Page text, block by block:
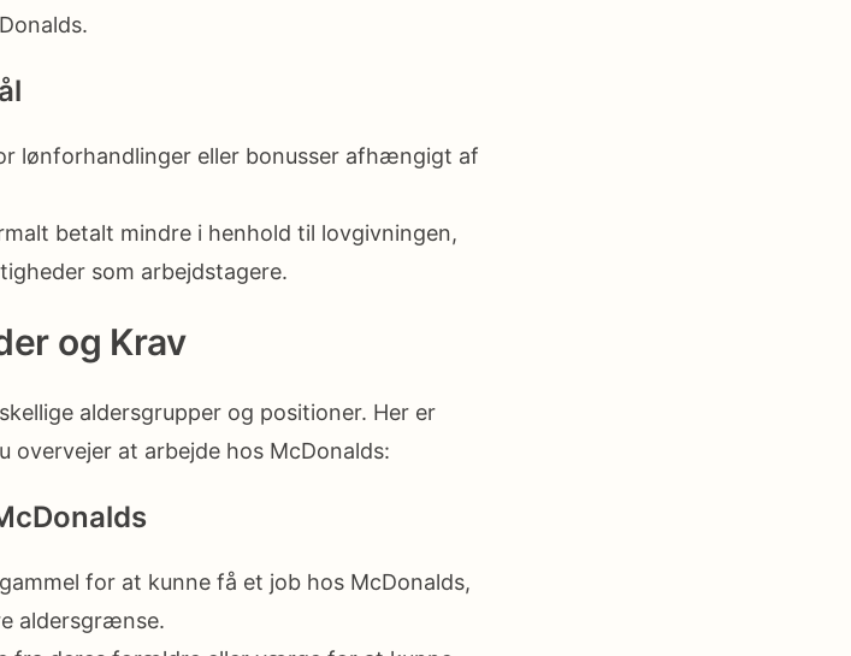
lønforhandlinger eller bonusser afhængigt af
betalt mindre i henhold til lovgivningen,
som arbejdstagere.
og Krav
aldersgrupper og positioner. Her er
overvejer at arbejde hos McDonalds:
for at kunne få et job hos McDonalds,
aldersgrænse.